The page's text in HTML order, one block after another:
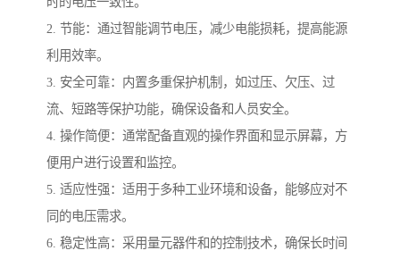
2. 节能：通过智能调节电压，减少电能损耗，提高能源
利用效率。
3. 安全可靠：内置多重保护机制，如过压、欠压、过
流、短路等保护功能，确保设备和人员安全。
4. 操作简便：通常配备直观的操作界面和显示屏幕，方
便用户进行设置和监控。
5. 适应性强：适用于多种工业环境和设备，能够应对不
同的电压需求。
6. 稳定性高：采用量元器件和的控制技术，确保长时间